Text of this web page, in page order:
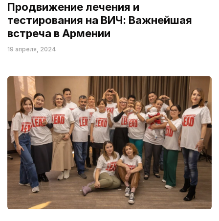
Продвижение лечения и
тестирования на ВИЧ: Важнейшая
встреча в Армении
19 апреля, 2024